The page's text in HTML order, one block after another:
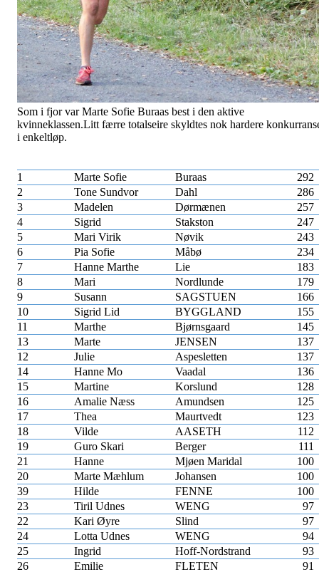
Som i fjor var Marte Sofie Buraas best i den aktive
kvinneklassen.Litt færre totalseire skyldtes nok hardere
i enkeltløp.
1 Marte Sofie Buraas
292
2
Tone Sundvor Dahl
286
3
Madelen Dørmænen
257
4
Sigrid Stakston
247
5
Mari Virik Nøvik
243
6
Pia Sofie Måbø
234
7
Hanne Marthe Lie
183
8
Mari Nordlunde
179
9
Susann SAGSTUEN
166
10
Sigrid Lid BYGGLAND
155
11
Marthe Bjørnsgaard
145
13
Marte JENSEN
137
12
Julie Aspesletten
137
14
Hanne Mo Vaadal
136
15
Martine Korslund
128
16
Amalie Næss Amundsen
125
17
Thea Maurtvedt
123
18
Vilde AASETH
112
19
Guro Skari Berger
111
21
Hanne Mjøen Maridal
100
20
Marte Mæhlum Johansen
100
39
Hilde FENNE
100
23
Tiril Udnes WENG
97
22
Kari Øyre Slind
97
24
Lotta Udnes WENG
94
25
Ingrid Hoff-Nordstrand
93
26
Emilie FLETEN
91